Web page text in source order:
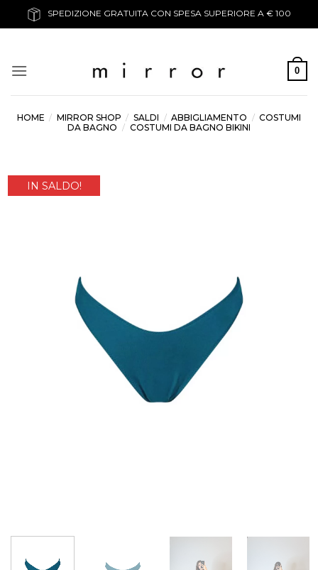
ai
SPEDIZIONE GRATUITA CON SPESA SUPERIORE A € 100
0
HOME / MIRROR SHOP / SALDI / ABBIGLIAMENTO / COSTUMI
DA BAGNO / COSTUMI DA BAGNO BIKINI
IN SALDO!